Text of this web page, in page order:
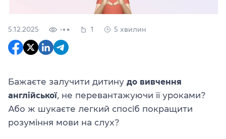
5.12.2025 1 5 хвилин
Бажаєте залучити дитину до вивчення
англійської, не перевантажуючи її уроками?
Або ж шукаєте легкий спосіб покращити
розуміння мови на слух?